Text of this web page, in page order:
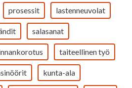
prosessit lastenneuvolat
salasanat
taiteellinen työ
kunta-ala